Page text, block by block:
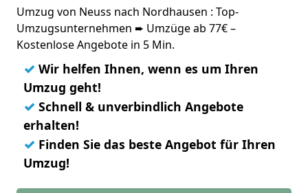
Umzug von Neuss nach Nordhausen : Top-
Umzugsunternehmen ➨ Umzüge ab 77€ –
Kostenlose Angebote in 5 Min.
✓ Wir helfen Ihnen, wenn es um Ihren
Umzug geht!
✓ Schnell & unverbindlich Angebote
erhalten!
✓ Finden Sie das beste Angebot für Ihren
Umzug!